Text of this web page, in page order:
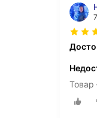
Товар